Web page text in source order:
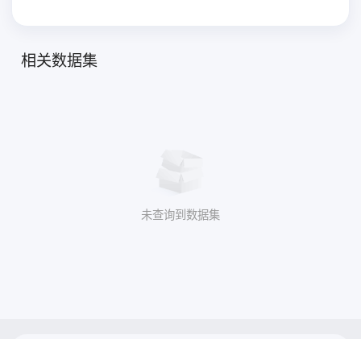
相关数据集
未查询到数据集